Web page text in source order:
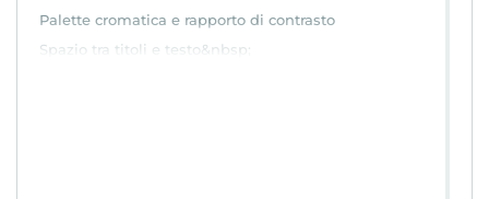
Palette cromatica e rapporto di contrasto
Spazio tra titoli e testo&nbsp;